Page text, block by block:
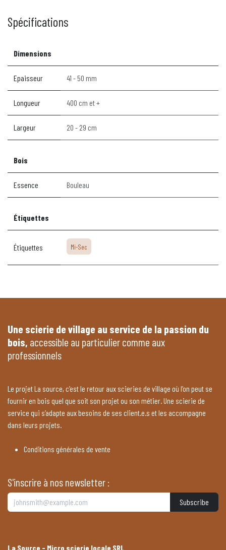
Spécifications
Dimensions
Epaisseur 41 - 50 mm
Longueur 400 cm et +
Largeur 20 - 29 cm
Bois
Essence Bouleau
Étiquettes
Étiquettes Mi-Sec
Une scierie de village au service de la passion du
bois, accessible au particulier comme aux
professionnels
Le projet La source, c’est le retour aux scieries de village où l’on peut se
fournir en bois quel que soit son projet ou son métier. Une scierie de
service qui s’adapte aux besoins de ses client.e.s et les accompagne
dans leurs projets.
Conditions générales de vente
S'inscrire à nos newsletter :
Subscribe
La Source - Micro scierie locale SRL